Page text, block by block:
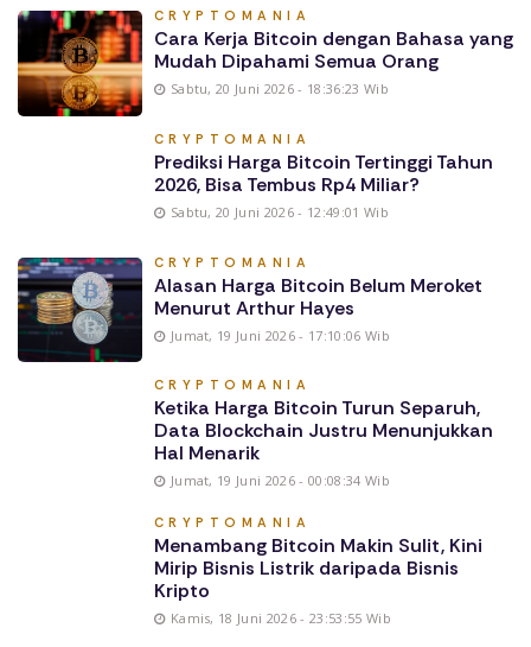
CRYPTOMANIA
Cara Kerja Bitcoin dengan Bahasa yang
Mudah Dipahami Semua Orang
Sabtu, 20 Juni 2026 - 18:36:23 Wib
CRYPTOMANIA
Prediksi Harga Bitcoin Tertinggi Tahun
2026, Bisa Tembus Rp4 Miliar?
Sabtu, 20 Juni 2026 - 12:49:01 Wib
CRYPTOMANIA
Alasan Harga Bitcoin Belum Meroket
Menurut Arthur Hayes
Jumat, 19 Juni 2026 - 17:10:06 Wib
CRYPTOMANIA
Ketika Harga Bitcoin Turun Separuh,
Data Blockchain Justru Menunjukkan
Hal Menarik
Jumat, 19 Juni 2026 - 00:08:34 Wib
CRYPTOMANIA
Menambang Bitcoin Makin Sulit, Kini
Mirip Bisnis Listrik daripada Bisnis
Kripto
Kamis, 18 Juni 2026 - 23:53:55 Wib